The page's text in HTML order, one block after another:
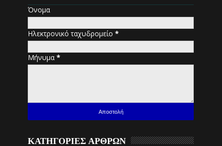
Όνομα
Ηλεκτρονικό ταχυδρομείο*
Μήνυμα*
ΚΑΤΗΓΟΡΙΕΣ ΑΡΘΡΩΝ